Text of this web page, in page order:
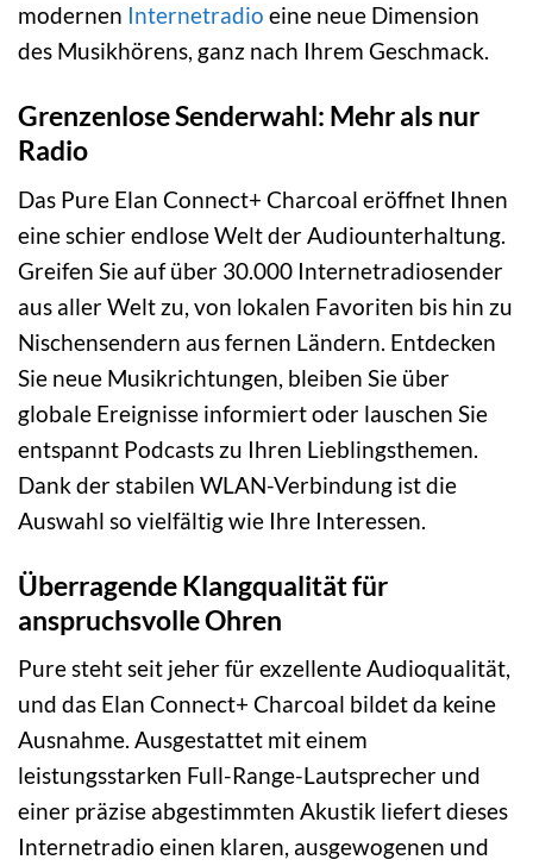
modernen Internetradio eine neue Dimension
des Musikhörens, ganz nach Ihrem Geschmack.
Grenzenlose Senderwahl: Mehr als nur
Radio
Das Pure Elan Connect+ Charcoal eröffnet Ihnen
eine schier endlose Welt der Audiounterhaltung.
Greifen Sie auf über 30.000 Internetradiosender
aus aller Welt zu, von lokalen Favoriten bis hin zu
Nischensendern aus fernen Ländern. Entdecken
Sie neue Musikrichtungen, bleiben Sie über
globale Ereignisse informiert oder lauschen Sie
entspannt Podcasts zu Ihren Lieblingsthemen.
Dank der stabilen WLAN-Verbindung ist die
Auswahl so vielfältig wie Ihre Interessen.
Überragende Klangqualität für
anspruchsvolle Ohren
Pure steht seit jeher für exzellente Audioqualität,
und das Elan Connect+ Charcoal bildet da keine
Ausnahme. Ausgestattet mit einem
leistungsstarken Full-Range-Lautsprecher und
einer präzise abgestimmten Akustik liefert dieses
Internetradio einen klaren, ausgewogenen und